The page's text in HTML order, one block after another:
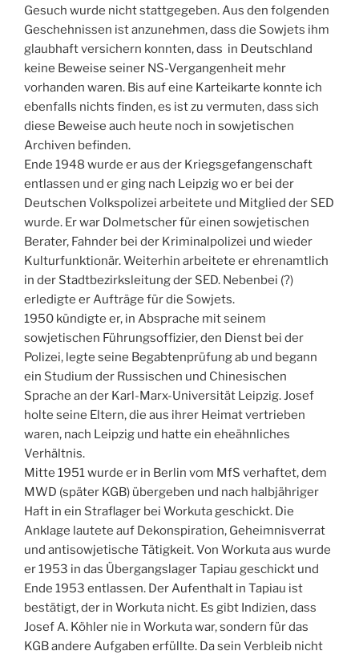
Gesuch wurde nicht stattgegeben. Aus den folgenden
Geschehnissen ist anzunehmen, dass die Sowjets ihm
glaubhaft versichern konnten, dass in Deutschland
keine Beweise seiner NS-Vergangenheit mehr
vorhanden waren. Bis auf eine Karteikarte konnte ich
ebenfalls nichts finden, es ist zu vermuten, dass sich
diese Beweise auch heute noch in sowjetischen
Archiven befinden.
Ende 1948 wurde er aus der Kriegsgefangenschaft
entlassen und er ging nach Leipzig wo er bei der
Deutschen Volkspolizei arbeitete und Mitglied der SED
wurde. Er war Dolmetscher für einen sowjetischen
Berater, Fahnder bei der Kriminalpolizei und wieder
Kulturfunktionär. Weiterhin arbeitete er ehrenamtlich
in der Stadtbezirksleitung der SED. Nebenbei (?)
erledigte er Aufträge für die Sowjets.
1950 kündigte er, in Absprache mit seinem
sowjetischen Führungsoffizier, den Dienst bei der
Polizei, legte seine Begabtenprüfung ab und begann
ein Studium der Russischen und Chinesischen
Sprache an der Karl-Marx-Universität Leipzig. Josef
holte seine Eltern, die aus ihrer Heimat vertrieben
waren, nach Leipzig und hatte ein eheähnliches
Verhältnis.
Mitte 1951 wurde er in Berlin vom MfS verhaftet, dem
MWD (später KGB) übergeben und nach halbjähriger
Haft in ein Straflager bei Workuta geschickt. Die
Anklage lautete auf Dekonspiration, Geheimnisverrat
und antisowjetische Tätigkeit. Von Workuta aus wurde
er 1953 in das Übergangslager Tapiau geschickt und
Ende 1953 entlassen. Der Aufenthalt in Tapiau ist
bestätigt, der in Workuta nicht. Es gibt Indizien, dass
Josef A. Köhler nie in Workuta war, sondern für das
KGB andere Aufgaben erfüllte. Da sein Verbleib nicht